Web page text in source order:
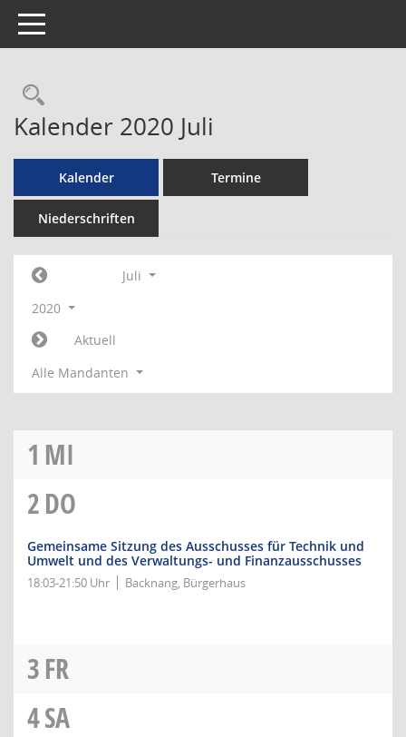
Toggle navigation
Rechercheauswahl
Kalender 2020 Juli
Kalender Termine
Niederschriften
Juli
2020
Aktuell
Alle Mandanten
1 MI
2DO
Gemeinsame Sitzung des Ausschusses für Technik und
Umwelt und des Verwaltungs- und Finanzausschusses
18:03-21:50 Uhr Backnang, Bürgerhaus
3FR
4SA